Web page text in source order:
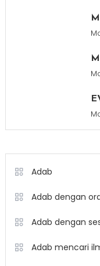
Adab
Adab dengan
Adab dengan
Adab mencari